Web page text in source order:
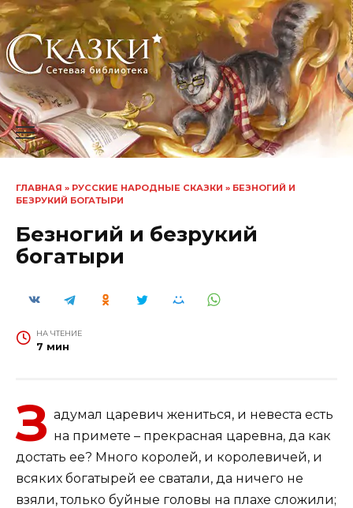
Перейти
содержанию
ГЛАВНАЯ » РУССКИЕ НАРОДНЫЕ СКАЗКИ » БЕЗНОГИЙ И
БЕЗРУКИЙ БОГАТЫРИ
Безногий и безрукий
богатыри
НА ЧТЕНИЕ
7 мин
З адумал царевич жениться, и невеста есть
на примете – прекрасная царевна, да как
достать ее? Много королей, и королевичей, и
всяких богатырей ее сватали, да ничего не
взяли, только буйные головы на плахе сложили;